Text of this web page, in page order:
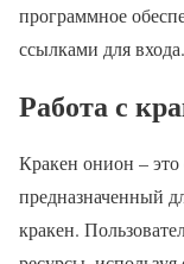
программное
ссылками для входа.
Работа с
Кракен онион –
предназначенный
кракен.